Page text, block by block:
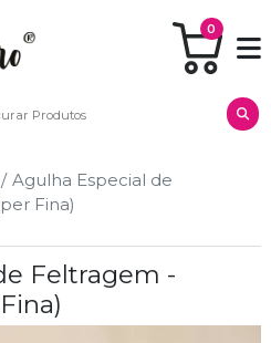
0
Agulha Especial de
Fina)
Feltragem -